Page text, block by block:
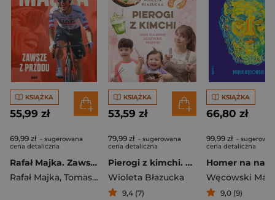
KSIĄŻKA
55,99 zł
69,99 zł - sugerowana
cena detaliczna
Rafał Majka. Zawsze z przodu. Rozmawia Tomasz Kalemba - książka z autografem
Rafał Majka, Tomasz Kalemba
KSIĄŻKA
53,59 zł
79,99 zł - sugerowana
cena detaliczna
Pierogi z kimchi. Moje ulubione azjatyckie przepisy
Wioleta Błazucka
9,4 (7)
KSIĄŻKA
66,80 zł
99,99 zł -
cena detaliczna
Węcowski
9,0 (9)